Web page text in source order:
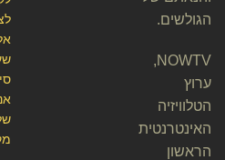
הגולשים.
NOWTV,
ערוץ
הטלוויזיה
האינטרנטית
הראשון